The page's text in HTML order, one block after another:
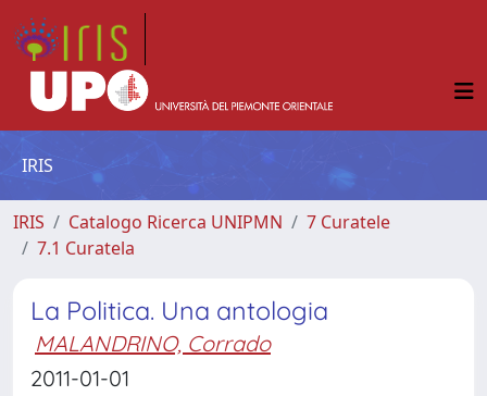
IRIS
IRIS Catalogo Ricerca UNIPMN
7 Curatele
7.1 Curatela
La Politica. Una antologia
MALANDRINO, Corrado
2011-01-01